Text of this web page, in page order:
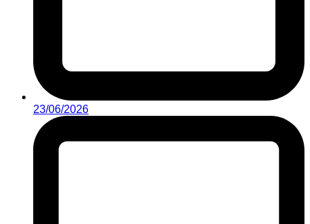
23/06/2026